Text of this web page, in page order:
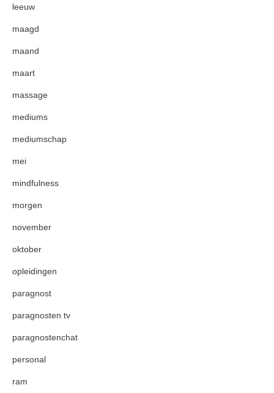
leeuw
maagd
maand
maart
massage
mediums
mediumschap
mei
mindfulness
morgen
november
oktober
opleidingen
paragnost
paragnosten tv
paragnostenchat
personal
ram